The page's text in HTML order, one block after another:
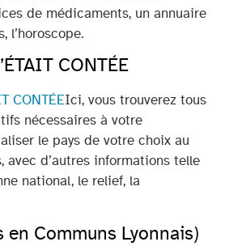
de médicaments, un annuaire
l’horoscope.
CONTÉE
CONTÉEIci, vous trouverez tous
nécessaires à votre
le pays de votre choix au
avec d’autres informations telle
national, le relief, la
en Communs Lyonnais)